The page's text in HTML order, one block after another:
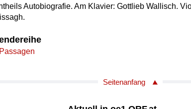
Autobiografie. Am Klavier: Gottlieb Wallisch.
Passagen
Seitenanfang